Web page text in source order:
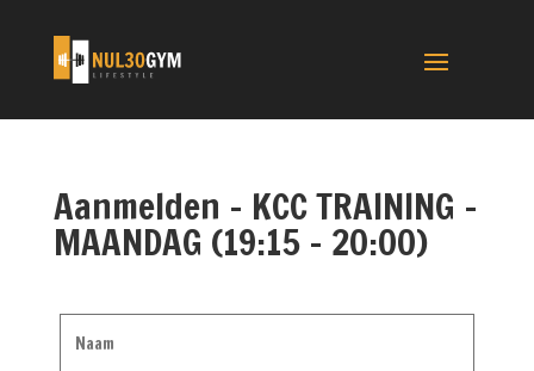
Aanmelden – KCC TRAINING –
MAANDAG (19:15 – 20:00)